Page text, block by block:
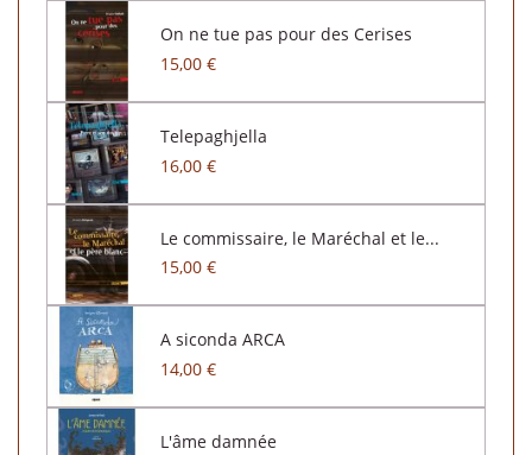
On ne tue pas pour des Cerises
15,00 €
Telepaghjella
16,00 €
Le commissaire, le Maréchal et le...
15,00 €
A siconda ARCA
14,00 €
L'âme damnée